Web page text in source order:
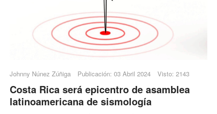
Johnny Núnez Zúñiga Publicación: 03 Abril 2024 Visto: 2143
Costa Rica será epicentro de asamblea
latinoamericana de sismología